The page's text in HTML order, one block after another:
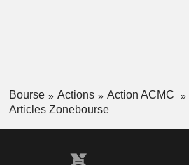
Bourse Actions Action ACMC
Articles Zonebourse